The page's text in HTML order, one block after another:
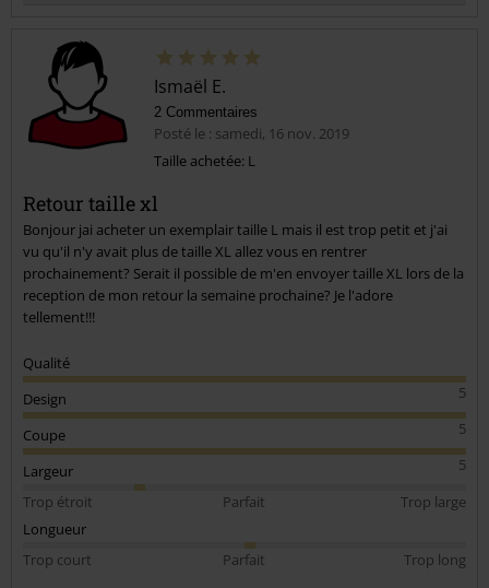
Envoyer le commentaire
Ismaël E.
2 Commentaires
Posté le : samedi, 16 nov. 2019
Taille achetée: L
Retour taille xl
Bonjour jai acheter un exemplair taille L mais il est trop petit et j'ai
vu qu'il n'y avait plus de taille XL allez vous en rentrer
prochainement? Serait il possible de m'en envoyer taille XL lors de la
reception de mon retour la semaine prochaine? Je l'adore
tellement!!!
Qualité
5
Design
5
Coupe
5
Largeur
Trop étroit
Parfait
Trop large
Longueur
Trop court
Parfait Trop long